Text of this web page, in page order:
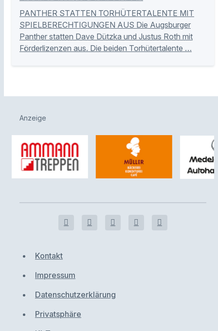
PANTHER STATTEN TORHÜTERTALENTE MIT
SPIELBERECHTIGUNGEN AUS Die Augsburger
Panther statten Dave Dützka und Justus Roth mit
Förderlizenzen aus. Die beiden Torhütertalente …
Anzeige
Kontakt
Impressum
Datenschutzerklärung
Privatsphäre